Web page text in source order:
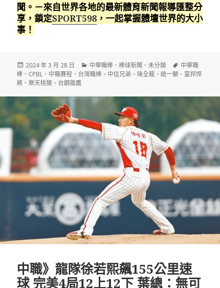
聞。－來自世界各地的最新體育新聞報導匯整分
享，鎖定SPORT598 ，一起掌握體壇世界的大小
事！
發
佈
日
2024 年 3 月 28 日
分
類
中華職棒 、棒球新聞 、未分類
標
籤
中華職
棒 、 CPBL 、 中職賽程 、 台灣職棒 、 中信兄弟 、 味全龍 、統一獅 、 富邦悍
將 、樂天桃猿 、 台鋼雄鷹
中職》龍隊徐若熙飆155公里速
球 完美4局12上12下 葉總：無可